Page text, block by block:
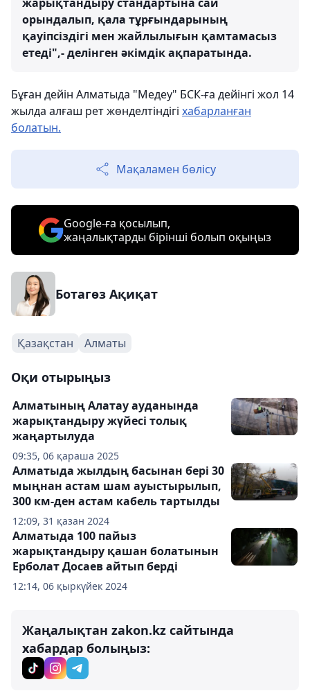
орындалып, қала тұрғындарының
қауіпсіздігі мен жайлылығын қамтамасыз
етеді",- делінген әкімдік ақпаратында.
Бұған дейін Алматыда "Медеу" БСК-ға дейінгі жол 14
жылда алғаш рет жөнделтіндігі хабарланған
болатын.
Мақаламен бөлісу
Google-ға қосылып,
жаңалықтарды бірінші болып оқыңыз
Ботагөз Ақиқат
Қазақстан Алматы
Оқи отырыңыз
09:35, 06 қараша 2025
Алматының Алатау ауданында
жарықтандыру жүйесі толық
жаңартылуда
12:09, 31 қазан 2024
Алматыда жылдың басынан бері 30
мыңнан астам шам ауыстырылып,
300 км-ден астам кабель тартылды
12:14, 06 қыркүйек 2024
Алматыда 100 пайыз
жарықтандыру қашан болатынын
Ерболат Досаев айтып берді
Жаңалықтан zakon.kz сайтында
хабардар болыңыз: